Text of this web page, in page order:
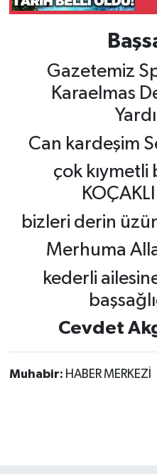
Gazetemiz
Karaelmas
Can kardeşim
çok kıymetli
bizleri derin
Merhuma
kederli
Cevdet
Muhabir: HABER MERKEZİ
GÜNDEM
Kilimli
Kültür - Sanat
MAGAZİN
Politika
Resmi İlan
Röportaj